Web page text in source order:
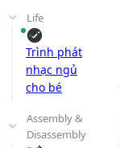
Life
Trình phát
nhạc ngủ
cho bé
Assembly &
Disassembly